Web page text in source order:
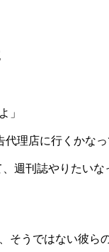
」
理店に行くかなっ
週刊誌やりたい
うではない彼